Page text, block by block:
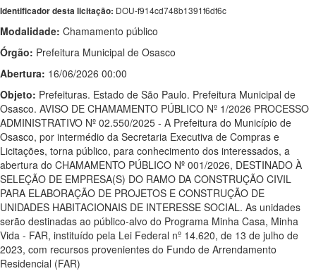
Identificador desta licitação: DOU-f914cd748b1391f6df6c
Modalidade: Chamamento público
Órgão: Prefeitura Municipal de Osasco
Abertura: 16/06/2026 00:00
Objeto: Prefeituras. Estado de São Paulo. Prefeitura Municipal de
Osasco. AVISO DE CHAMAMENTO PÚBLICO Nº 1/2026 PROCESSO
ADMINISTRATIVO Nº 02.550/2025 - A Prefeitura do Município de
Osasco, por intermédio da Secretaria Executiva de Compras e
Licitações, torna público, para conhecimento dos interessados, a
abertura do CHAMAMENTO PÚBLICO Nº 001/2026, DESTINADO À
SELEÇÃO DE EMPRESA(S) DO RAMO DA CONSTRUÇÃO CIVIL
PARA ELABORAÇÃO DE PROJETOS E CONSTRUÇÃO DE
UNIDADES HABITACIONAIS DE INTERESSE SOCIAL. As unidades
serão destinadas ao público-alvo do Programa Minha Casa, Minha
Vida - FAR, instituído pela Lei Federal nº 14.620, de 13 de julho de
2023, com recursos provenientes do Fundo de Arrendamento
Residencial (FAR)